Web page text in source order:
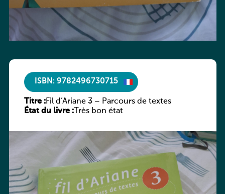
ISBN: 9782496730715
Titre :Fil d’Ariane 3 – Parcours de textes
État du livre :Très bon état